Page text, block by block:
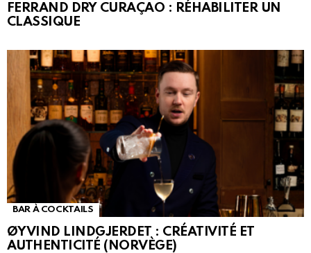
FERRAND DRY CURAÇAO : RÉHABILITER UN
CLASSIQUE
BAR À COCKTAILS
ØYVIND LINDGJERDET : CRÉATIVITÉ ET
AUTHENTICITÉ (NORVÈGE)